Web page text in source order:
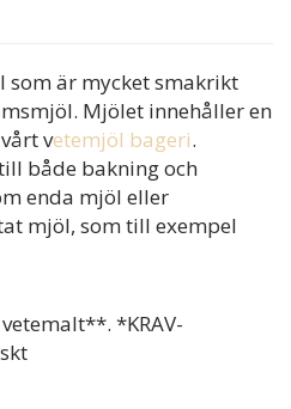
som är mycket smakrikt
Mjölet innehåller en
vetemjöl bageri.
både bakning och
enda mjöl eller
mjöl, som till exempel
*KRAV-